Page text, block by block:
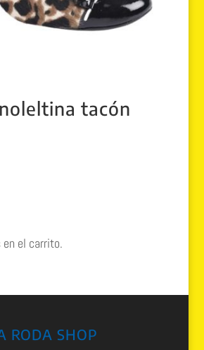
tacón
en el carrito.
RODA SHOP